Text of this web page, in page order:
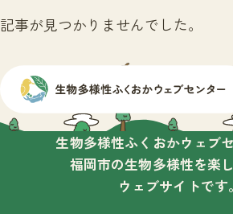
記事が見つかりませんでした。
生物多様性ふくおかウェブセ
福岡市の生物多様性を楽
ウェブサイトです。